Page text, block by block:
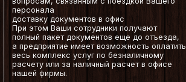
персонала
доставку документов в офис
При этом Ваши сотрудники получают
полный пакет документов еще до отъезда,
а предприятие имеет возможность оплатить
весь комплекс услуг по безналичному
расчету или за наличный расчет в офисе
нашей фирмы.